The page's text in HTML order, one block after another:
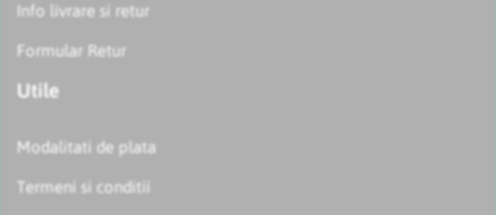
Info livrare si retur
Formular Retur
Utile
Modalitati de plata
Termeni si conditii